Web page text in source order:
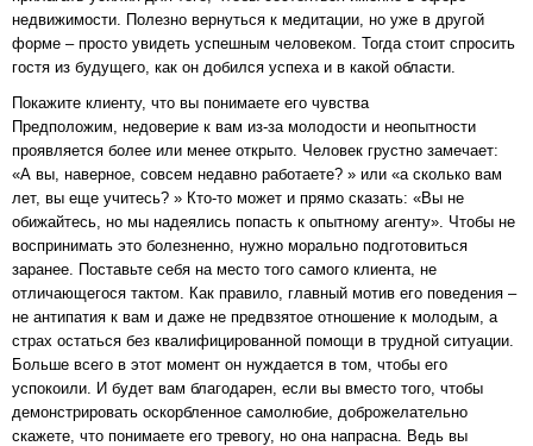
недвижимости. Полезно вернуться к медитации, но уже в другой
форме – просто увидеть успешным человеком. Тогда стоит спросить
гостя из будущего, как он добился успеха и в какой области.
Покажите клиенту, что вы понимаете его чувства
Предположим, недоверие к вам из-за молодости и неопытности
проявляется более или менее открыто. Человек грустно замечает:
«А вы, наверное, совсем недавно работаете? » или «а сколько вам
лет, вы еще учитесь? » Кто-то может и прямо сказать: «Вы не
обижайтесь, но мы надеялись попасть к опытному агенту». Чтобы не
воспринимать это болезненно, нужно морально подготовиться
заранее. Поставьте себя на место того самого клиента, не
отличающегося тактом. Как правило, главный мотив его поведения –
не антипатия к вам и даже не предвзятое отношение к молодым, а
страх остаться без квалифицированной помощи в трудной ситуации.
Больше всего в этот момент он нуждается в том, чтобы его
успокоили. И будет вам благодарен, если вы вместо того, чтобы
демонстрировать оскорбленное самолюбие, доброжелательно
скажете, что понимаете его тревогу, но она напрасна. Ведь вы